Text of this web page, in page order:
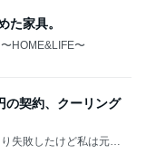
た家具。
HOME&LIFE〜
の契約、クーリング
失敗したけど私は元気